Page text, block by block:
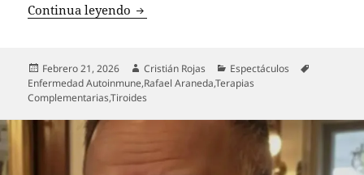
Continua leyendo Rafael Araneda revela su lucha de 25
Publicado
el
Febrero 21, 2026 Autor
Cristián Rojas Categorías
Espectáculos
Enfermedad Autoinmune,Rafael Araneda,Terapias
Complementarias,Tiroides